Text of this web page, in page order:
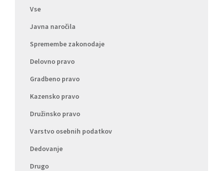
Vse
Javna naročila
Spremembe zakonodaje
Delovno pravo
Gradbeno pravo
Kazensko pravo
Družinsko pravo
Varstvo osebnih podatkov
Dedovanje
Drugo